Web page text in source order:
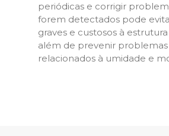
periódicas e corrigir
forem detectados pode
graves e custosos à estrutura
além de prevenir problemas
relacionados à umidade e